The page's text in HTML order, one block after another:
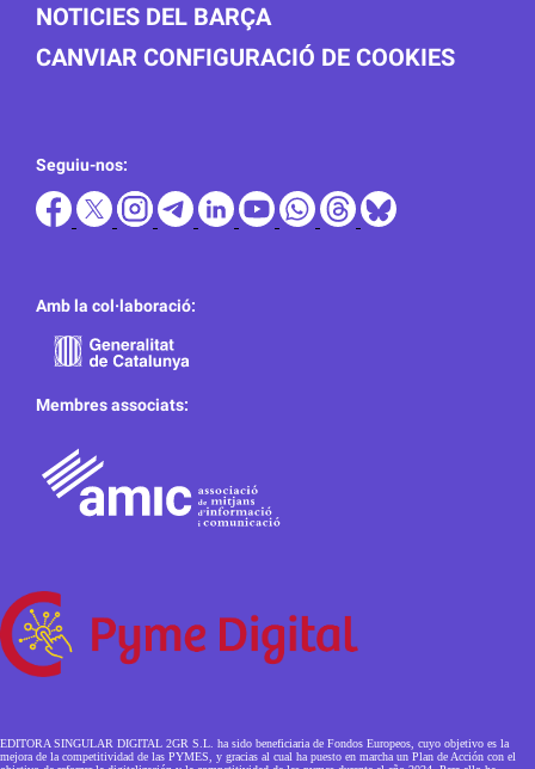
NOTICIES DEL BARÇA
CANVIAR CONFIGURACIÓ DE COOKIES
Seguiu-nos:
Amb la col·laboració:
Membres associats:
EDITORA SINGULAR DIGITAL 2GR S.L. ha sido beneficiaria de Fondos Europeos, cuyo objetivo es la
mejora de la competitividad de las PYMES, y gracias al cual ha puesto en marcha un Plan de Acción con el